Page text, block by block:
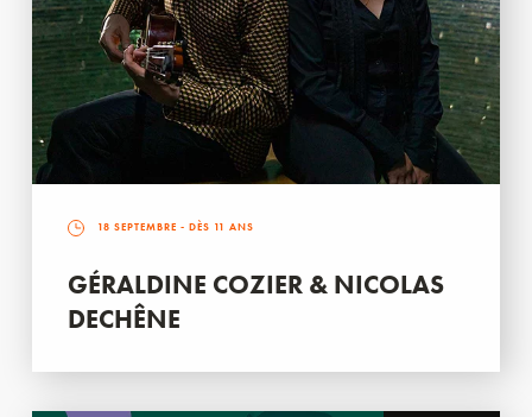
18 SEPTEMBRE - DÈS 11 ANS
GÉRALDINE COZIER & NICOLAS
DECHÊNE